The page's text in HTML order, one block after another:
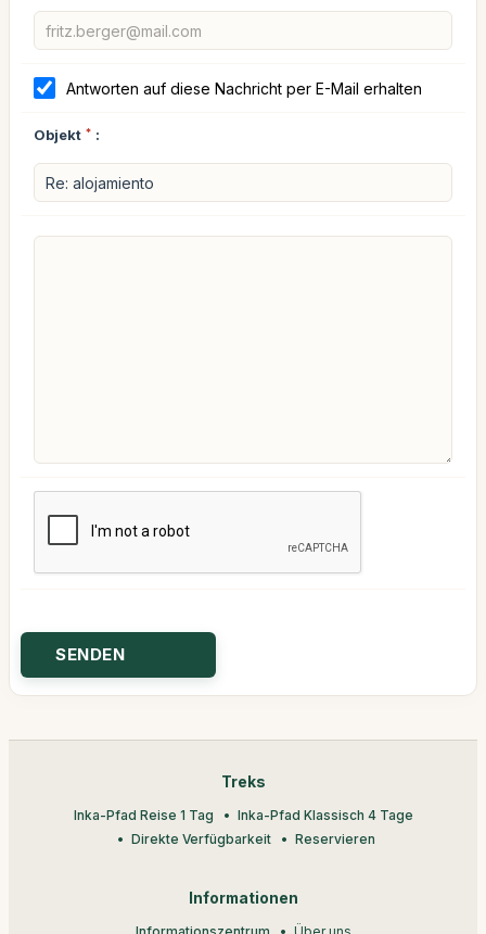
Antworten auf diese Nachricht per E-Mail erhalten
Objekt * :
Treks
Inka-Pfad Reise 1 Tag
Inka-Pfad Klassisch 4 Tage
Direkte Verfügbarkeit
Reservieren
Informationen